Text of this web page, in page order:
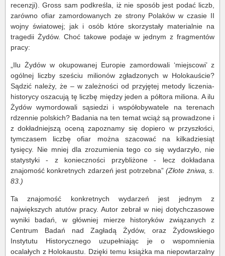
recenzji). Gross sam podkreśla, iż nie sposób jest podać liczb,
zarówno ofiar zamordowanych ze strony Polaków w czasie II
wojny światowej; jak i osób które skorzystały materialnie na
tragedii Żydów. Choć takowe podaje w jednym z fragmentów
pracy:
„Ilu Żydów w okupowanej Europie zamordowali ‘miejscowi’ z
ogólnej liczby sześciu milionów zgładzonych w Holokauście?
Sądzić należy, że – w zależności od przyjętej metody liczenia-
historycy oszacują tę liczbę między jeden a półtora miliona. A ilu
Żydów wymordowali sąsiedzi i współobywatele na terenach
rdzennie polskich? Badania na ten temat wciąż są prowadzone i
z dokładniejszą oceną zapoznamy się dopiero w przyszłości,
tymczasem liczbę ofiar można szacować na kilkadziesiąt
tysięcy. Nie mniej dla zrozumienia tego co się wydarzyło, nie
statystyki - z konieczności przybliżone - lecz dokładana
znajomość konkretnych zdarzeń jest potrzebna”(Złote żniwa, s.
83.)
Ta znajomość konkretnych wydarzeń jest jednym z
największych atutów pracy. Autor zebrał w niej dotychczasowe
wyniki badań, w główniej mierze historyków związanych z
Centrum Badań nad Zagładą Żydów, oraz Żydowskiego
Instytutu Historycznego uzupełniając je o wspomnienia
ocalałych z Holokaustu. Dzięki temu książka ma niepowtarzalny